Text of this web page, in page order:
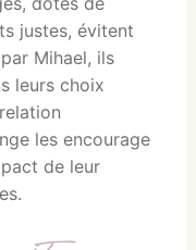
justes, évitent
Mihael, ils
leurs choix
les encourage
de leur